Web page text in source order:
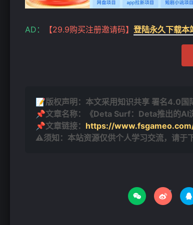
AD： 【29.9购买注册邀请码】 登陆永久下载本
📝版权声明：本文采用知识共享 署名4.0
📌文章名称：《Deta Surf：Deta推出的AI
📌文章链接： https://
⚠须知：本站资源仅供个人学习交流，请于
  